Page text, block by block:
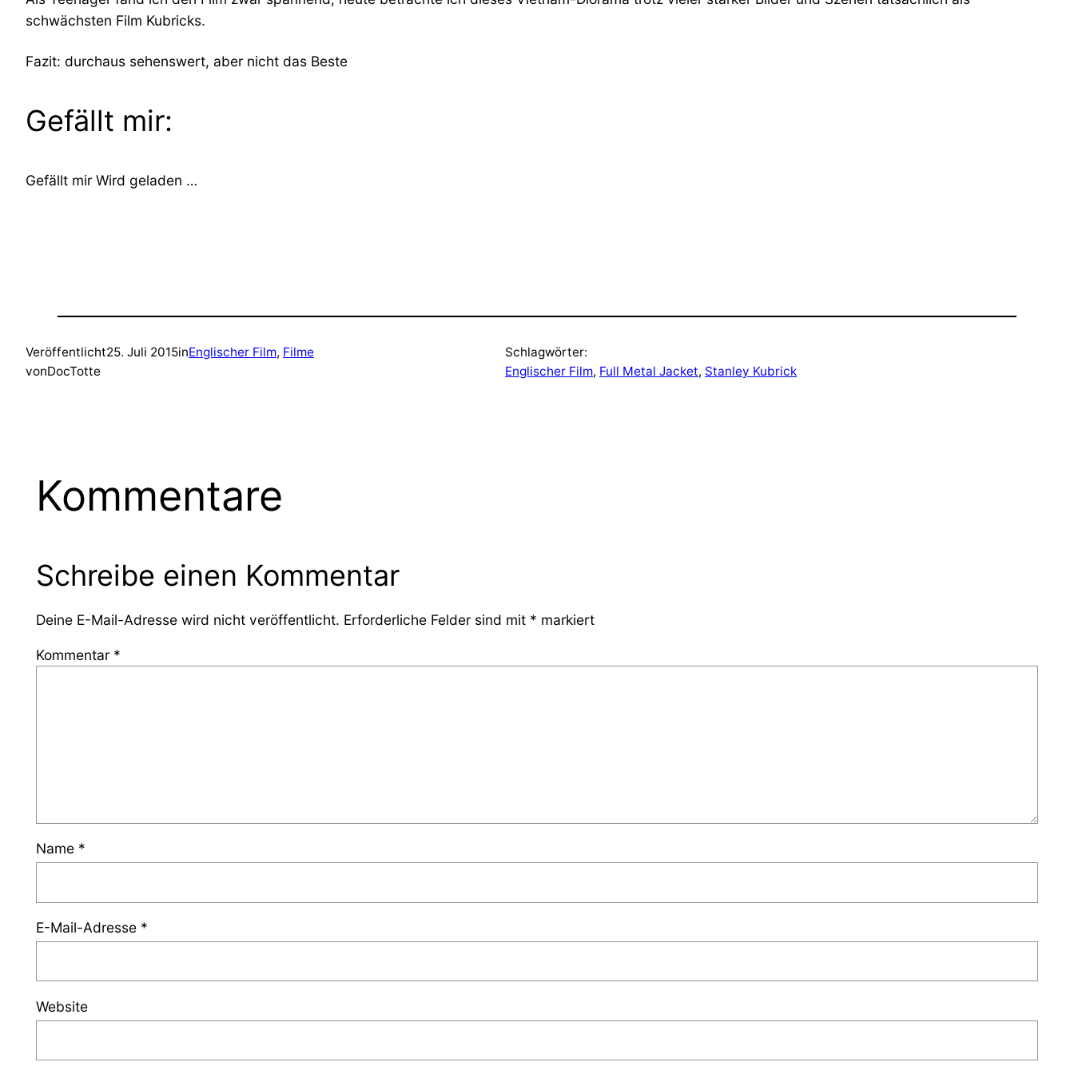
schwächsten Film Kubricks.
Fazit: durchaus sehenswert, aber nicht das Beste
Gefällt mir:
Gefällt mir Wird geladen …
Veröffentlicht25. Juli 2015inEnglischer Film, Filme
vonDocTotte
Schlagwörter:
Englischer Film, Full Metal Jacket, Stanley Kubrick
Kommentare
Schreibe einen Kommentar
Deine E-Mail-Adresse wird nicht veröffentlicht. Erforderliche Felder sind mit * markiert
Kommentar *
Name *
E-Mail-Adresse *
Website